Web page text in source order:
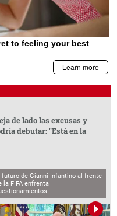
de lado las excusas y
debutar: "Está en la
futuro de Gianni Infantino al frente
la FIFA enfrenta